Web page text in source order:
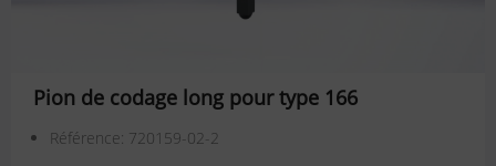
Pion de codage long pour type 166
Référence: 720159-02-2